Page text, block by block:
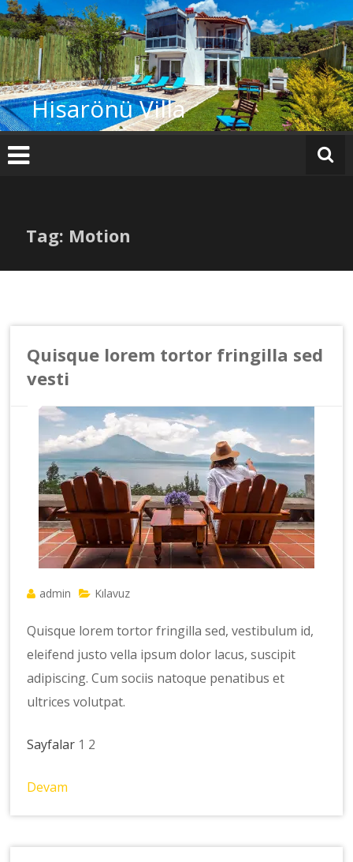
İçeriğe
geç
Hisarönü Villa
Tag: Motion
Quisque lorem tortor fringilla sed
vesti
admin Kılavuz
Quisque lorem tortor fringilla sed, vestibulum id,
eleifend justo vella ipsum dolor lacus, suscipit
adipiscing. Cum sociis natoque penatibus et
ultrices volutpat.
Sayfalar 1 2
Devam